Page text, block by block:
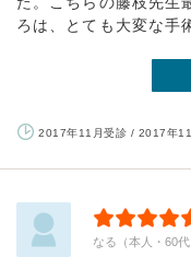
ろは、とても大変な手
2017年11月受診 / 2017年
なる（本人・60